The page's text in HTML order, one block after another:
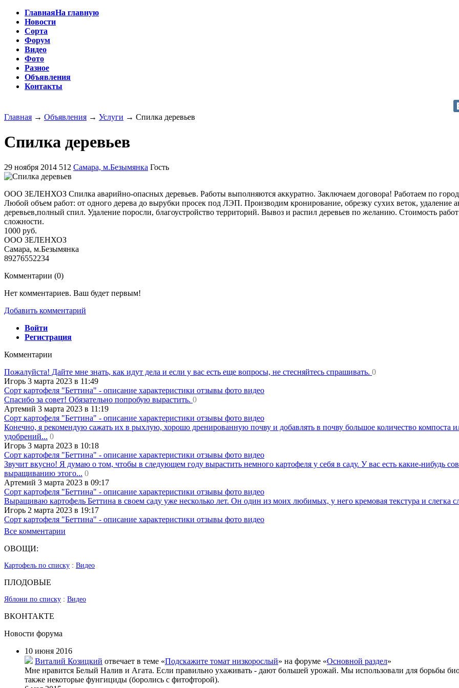
ГлавнаяНа главную
Новости
Сорта
Форум
Видео
Фото
Разное
Объявления
Контакты
Главная → Объявления → Услуги → Спилка деревьев
Спилка деревьев
29 ноября 2014 512 Самара, м.Безымянка Гость
ООО ЗЕЛЕНХОЗ Спилка аварийно-опасных деревьев. Работы выполняются аккуратно. Заключаем договора! Работаем по
Любой объем работ: от одного дерева до вырубки просек под ЛЭП. Производим кронирование, обрезку сухих веток, удаление
деревьев,полный спил. Удаление поросли, благоустройство территорий. Вывоз и распил деревьев по желанию. Стоимость работ
сложности.
1000 руб.
ООО ЗЕЛЕНХОЗ
Самара, м.Безымянка
89276552234
Комментарии (0)
Нет комментариев. Ваш будет первым!
Добавить комментарий
Войти
Регистрация
Комментарии
Пожалуйста! Дайте мне знать, как идут дела и если у вас есть еще вопросы, не стесняйтесь спрашивать. 0
Игорь 3 марта 2023 в 11:49
Сорт картофеля "Беттина" - описание характеристики отзывы фото видео
Спасибо за совет! Обязательно попробую вырастить. 0
Артемий 3 марта 2023 в 11:19
Сорт картофеля "Беттина" - описание характеристики отзывы фото видео
Конечно, я рекомендую сажать их в рыхлую, хорошо дренированную почву и добавлять в почву большое количество компоста
удобрений... 0
Игорь 3 марта 2023 в 10:18
Сорт картофеля "Беттина" - описание характеристики отзывы фото видео
Звучит вкусно! Я думаю о том, чтобы в следующем году вырастить немного картофеля у себя в саду. У вас есть какие-нибудь
выращиванию этого... 0
Артемий 3 марта 2023 в 09:17
Сорт картофеля "Беттина" - описание характеристики отзывы фото видео
Выращиваю картофель Беттина в своем саду уже несколько лет. Он один из моих любимых, у него кремовая текстура и слегка
Игорь 2 марта 2023 в 19:17
Сорт картофеля "Беттина" - описание характеристики отзывы фото видео
Все комментарии
ОВОЩИ:
Картофель по списку : Видео
ПЛОДОВЫЕ
Яблони по списку : Видео
ВКОНТАКТЕ
Новости форума
10 июня 2016
Виталий Козицкий отвечает в теме «Подскажите томат низкорослый» на форуме «Основной раздел»
Мне нравится Белый Налив и Агата. Если правильно ухаживать - дают большей урожай. Мы использовали для борьбы
также некоторые фунгициды (боролись с фитофторой).